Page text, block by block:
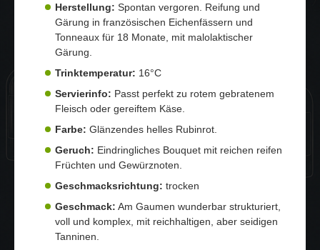
Herstellung: Spontan vergoren. Reifung und
Gärung in französischen Eichenfässern und
Tonneaux für 18 Monate, mit malolaktischer
Gärung.
Trinktemperatur: 16°C
Servierinfo: Passt perfekt zu rotem gebratenem
Fleisch oder gereiftem Käse.
Farbe: Glänzendes helles Rubinrot.
Geruch: Eindringliches Bouquet mit reichen reifen
Früchten und Gewürznoten.
Geschmacksrichtung: trocken
Geschmack: Am Gaumen wunderbar strukturiert,
voll und komplex, mit reichhaltigen, aber seidigen
Tanninen.